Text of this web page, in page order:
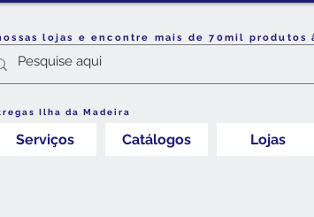
lojas e encontre mais de 70mil produtos
Ilha da Madeira
Serviços Catálogos Lojas